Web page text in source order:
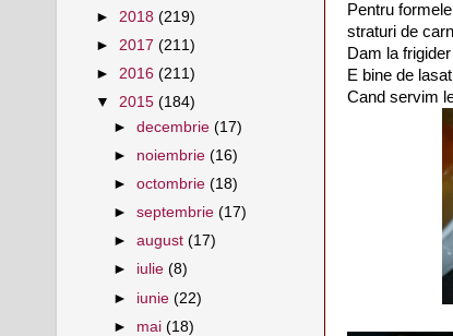
Pentru
straturi de
Dam la
E bine de
Cand servim
► 2018 (219)
► 2017 (211)
► 2016 (211)
▼ 2015 (184)
►decembrie(17)
► noiembrie(16)
►octombrie(18)
►septembrie(17)
►august(17)
► iulie(8)
► iunie(22)
► mai(18)